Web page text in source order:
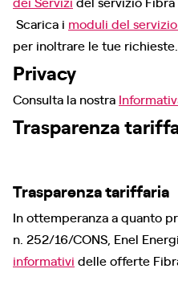
Scarica i moduli del
per inoltrare le tue richieste.
Privacy
Consulta la nostra
Trasparenza
Trasparenza tariffaria
In ottemperanza a quanto
n. 252/16/CONS, Enel
informativi delle offerte